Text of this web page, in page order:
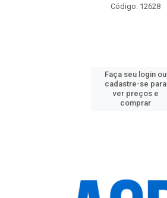
Código: 12628
Faça seu login ou
cadastre-se para
ver preços e
comprar